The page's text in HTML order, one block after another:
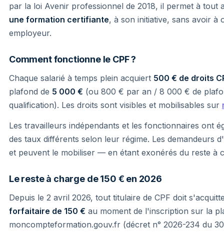
par la loi Avenir professionnel de 2018, il permet à tout
une formation certifiante, à son initiative, sans avoir à
employeur.
Comment fonctionne le CPF ?
Chaque salarié à temps plein acquiert 500 € de droits
plafond de 5 000 € (ou 800 € par an / 8 000 € de
qualification). Les droits sont visibles et mobilisables sur
Les travailleurs indépendants et les fonctionnaires ont
des taux différents selon leur régime. Les demandeurs
et peuvent le mobiliser — en étant exonérés du reste à
Le reste à charge de 150 € en 2026
Depuis le 2 avril 2026, tout titulaire de CPF doit
forfaitaire de 150 € au moment de l'inscription sur la
moncompteformation.gouv.fr (décret n° 2026-234 du